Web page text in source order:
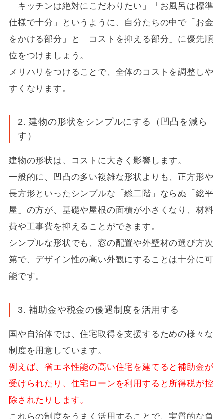
「キッチンは絶対にこだわりたい」「お風呂は標準
仕様で十分」というように、自分たちの中で「お金
をかける部分」と「コストを抑える部分」に優先順
位をつけましょう。
メリハリをつけることで、全体のコストを調整しや
すくなります。
2. 建物の形状をシンプルにする（凹凸を減ら
す）
建物の形状は、コストに大きく影響します。
一般的に、凹凸の多い複雑な形状よりも、正方形や
長方形といったシンプルな「総二階」ならぬ「総平
屋」の方が、基礎や屋根の面積が小さくなり、材料
費や工事費を抑えることができます。
シンプルな形状でも、窓の配置や外壁材の選び方次
第で、デザイン性の高い外観にすることは十分に可
能です。
3. 補助金や税金の優遇制度を活用する
国や自治体では、住宅取得を支援するための様々な
制度を用意しています。
例えば、省エネ性能の高い住宅を建てると補助金が
受けられたり、住宅ローンを利用すると所得税が控
除されたりします。
これらの制度をうまく活用することで、実質的な負